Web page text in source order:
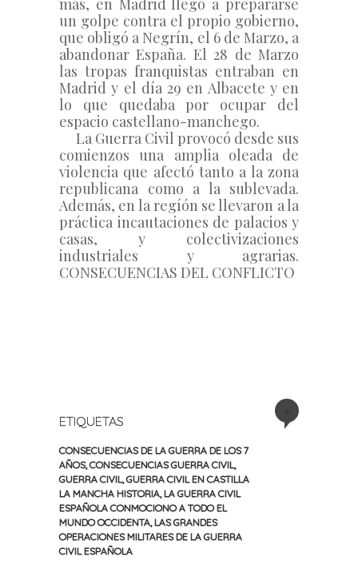
más, en Madrid llegó a prepararse
un golpe contra el propio gobierno,
que obligó a Negrín, el 6 de Marzo, a
abandonar España. El 28 de Marzo
las tropas franquistas entraban en
Madrid y el día 29 en Albacete y en
lo que quedaba por ocupar del
espacio castellano-manchego.
comienzos una amplia oleada de
violencia que afectó tanto a la zona
republicana como a la sublevada.
Además, en la regíón se llevaron a la
práctica incautaciones de palacios y
casas, y colectivizaciones
industriales y agrarias.
CONSECUENCIAS DEL CONFLICTO
ETIQUETAS
CONSECUENCIAS DE LA GUERRA DE LOS 7
AÑOS,CONSECUENCIAS GUERRA CIVIL
GUERRA CIVIL ,GUERRA CIVIL EN CASTILLA
LA MANCHA HISTORIA LA GUERRA CIVIL
ESPAÑOLA CONMOCIONO A TODO EL
MUNDO OCCIDENTA LAS GRANDES
OPERACIONES MILITARES DE LA GUERRA
CIVIL ESPAÑOLA